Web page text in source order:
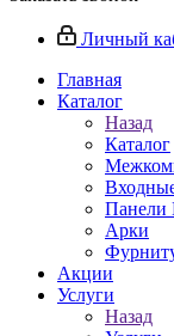
Личный
Главная
Каталог
Назад
Каталог
Арки
Акции
Услуги
Назад